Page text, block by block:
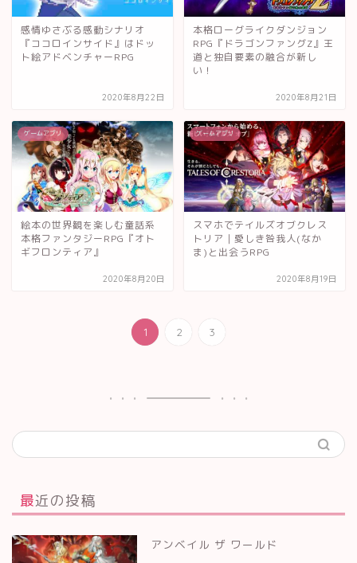
感情ゆさぶる感動シナリオ
『ココロインサイド』はドッ
ト絵アドベンチャーRPG
2020年8月22日
本格ローグライクダンジョン
RPG『ドラゴンファングZ』王
道と独自要素の融合が新し
い！
2020年8月21日
ゲームアプリ
絵本の世界観を楽しむ童話系
本格ファンタジーRPG『オト
ギフロンティア』
2020年8月20日
ゲームアプリ
スマホでテイルズオブクレス
トリア｜愛しき咎我人(なか
ま)と出会うRPG
2020年8月19日
1 2 3
最近の投稿
アンベイル ザ ワールド